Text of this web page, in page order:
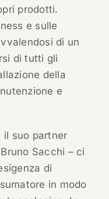
prodotti.
e sulle
di un
di tutti gli
della
e
il suo partner
Sacchi – ci
di
in modo